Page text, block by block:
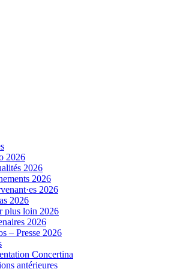
2026
2026
2026
2026
2026
plus loin 2026
2026
– Presse 2026
Concertina
antérieures